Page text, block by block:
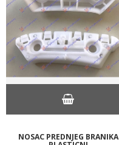
NOSAC PREDNJEG BRANIKA